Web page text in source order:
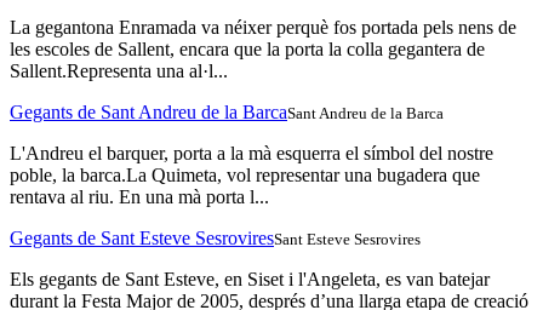
La gegantona Enramada va néixer perquè fos portada pels nens de
les escoles de Sallent, encara que la porta la colla gegantera de
Sallent.Representa una al·l...
Gegants de Sant Andreu de la BarcaSant Andreu de la Barca
L'Andreu el barquer, porta a la mà esquerra el símbol del nostre
poble, la barca.La Quimeta, vol representar una bugadera que
rentava al riu. En una mà porta l...
Gegants de Sant Esteve SesroviresSant Esteve Sesrovires
Els gegants de Sant Esteve, en Siset i l'Angeleta, es van batejar
durant la Festa Major de 2005, després d’una llarga etapa de creació